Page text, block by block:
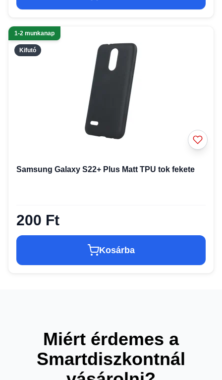
Kifutó
1-2 munkanap
Samsung Galaxy S22+ Plus Matt TPU tok fekete
200 Ft
Kosárba
Miért érdemes a
Smartdiszkontnál